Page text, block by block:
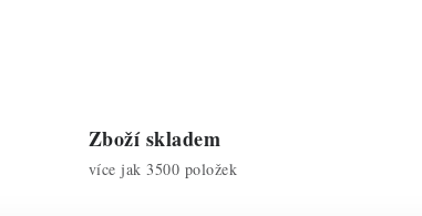
Zboží skladem
více jak 3500 položek